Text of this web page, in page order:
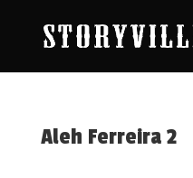
Aleh Ferreira 2